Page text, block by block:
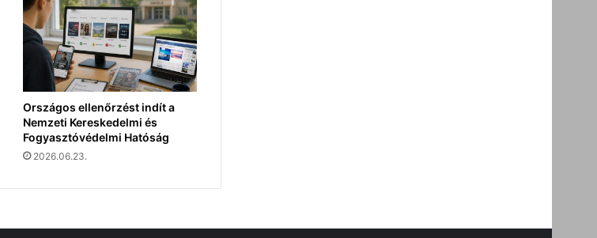
Országos ellenőrzést indít a
Nemzeti Kereskedelmi és
Fogyasztóvédelmi Hatóság
2026.06.23.